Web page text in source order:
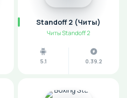
Standoff 2 (Читы)
Читы Standoff 2
5.1 0.39.2